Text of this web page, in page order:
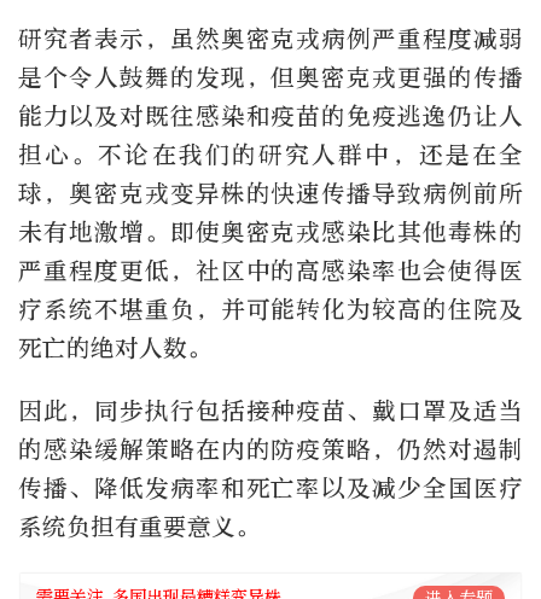
研究者表示，虽然奥密克戎病例严重程度减弱
是个令人鼓舞的发现，但奥密克戎更强的传播
能力以及对既往感染和疫苗的免疫逃逸仍让人
担心。不论在我们的研究人群中，还是在全
球，奥密克戎变异株的快速传播导致病例前所
未有地激增。即使奥密克戎感染比其他毒株的
严重程度更低，社区中的高感染率也会使得医
疗系统不堪重负，并可能转化为较高的住院及
死亡的绝对人数。
因此，同步执行包括接种疫苗、戴口罩及适当
的感染缓解策略在内的防疫策略，仍然对遏制
传播、降低发病率和死亡率以及减少全国医疗
系统负担有重要意义。